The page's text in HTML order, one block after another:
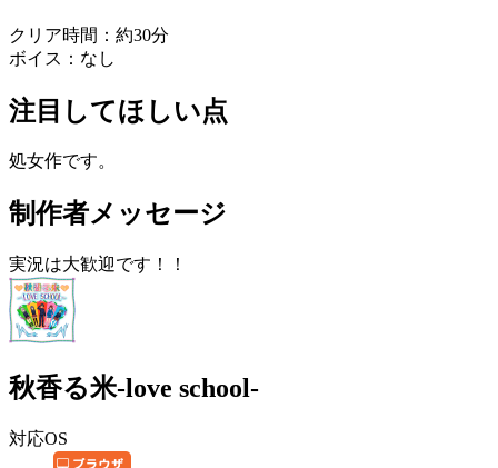
クリア時間：約30分
ボイス：なし
注目してほしい点
処女作です。
制作者メッセージ
実況は大歓迎です！！
秋香る米-love school-
対応OS